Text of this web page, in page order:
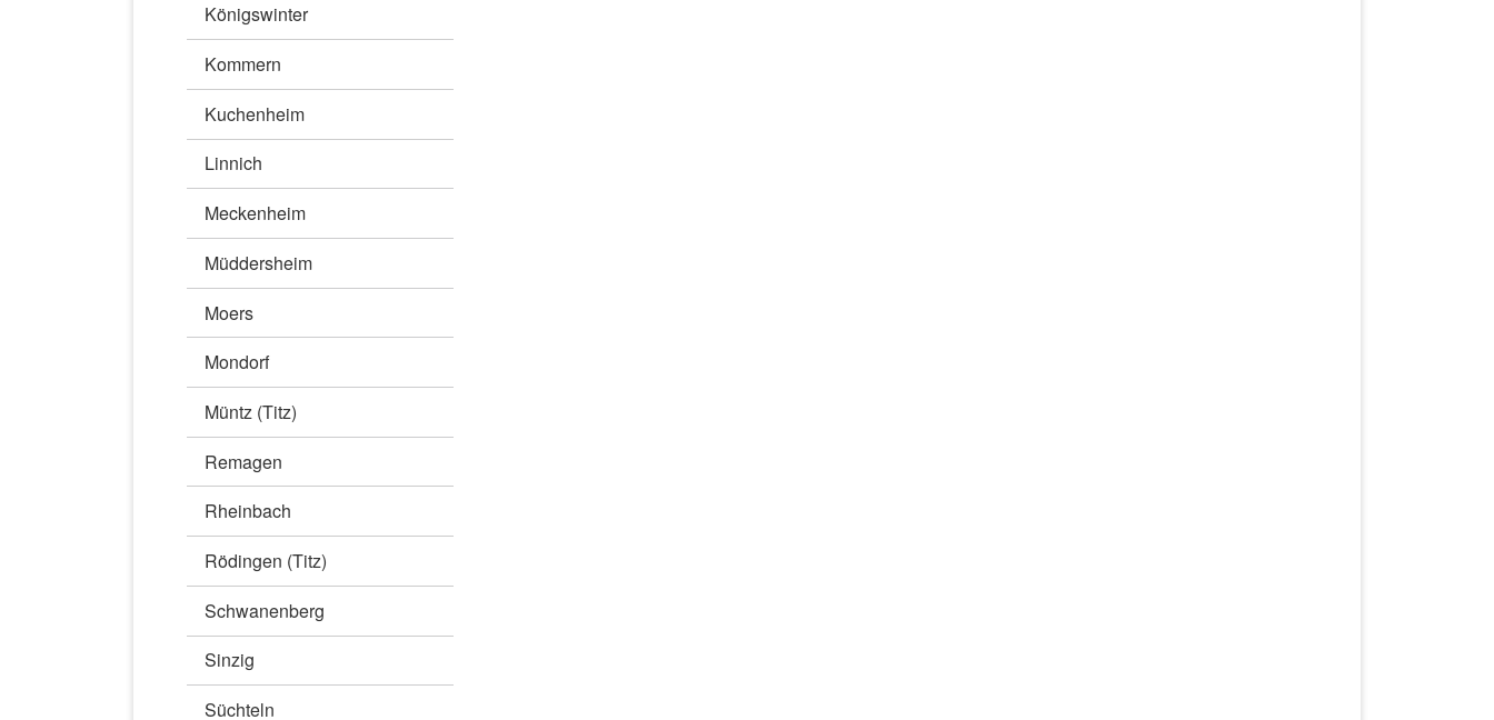
Königswinter
Kommern
Kuchenheim
Linnich
Meckenheim
Müddersheim
Moers
Mondorf
Müntz (Titz)
Remagen
Rheinbach
Rödingen (Titz)
Schwanenberg
Sinzig
Süchteln